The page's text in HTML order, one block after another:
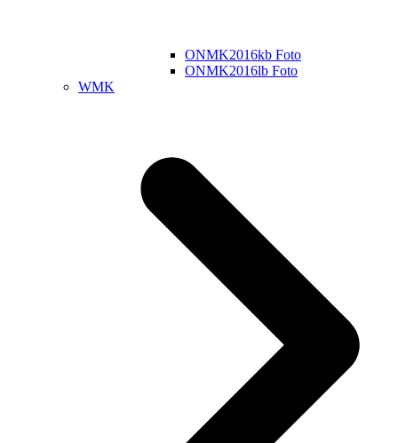
ONMK2016kb Foto
ONMK2016lb Foto
WMK